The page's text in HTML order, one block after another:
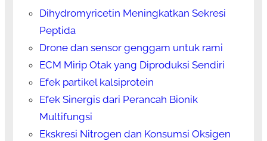
Dihydromyricetin Meningkatkan Sekresi
Peptida
Drone dan sensor genggam untuk rami
ECM Mirip Otak yang Diproduksi Sendiri
Efek partikel kalsiprotein
Efek Sinergis dari Perancah Bionik
Multifungsi
Ekskresi Nitrogen dan Konsumsi Oksigen